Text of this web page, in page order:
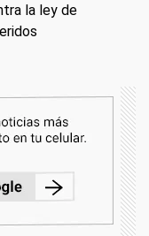
la ley de